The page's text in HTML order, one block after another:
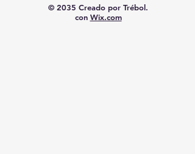
© 2035 Creado por Trébol.
con Wix.com